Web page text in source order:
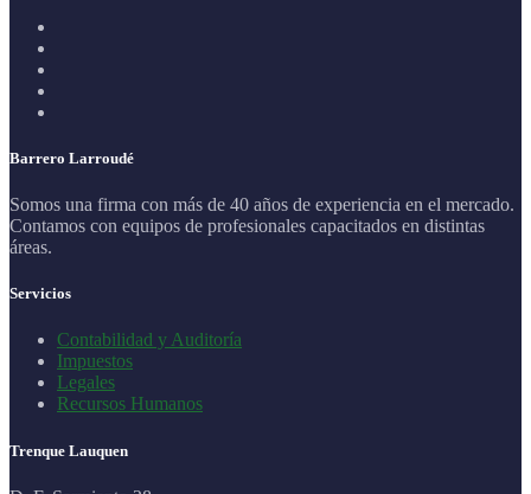
Barrero Larroudé
Somos una firma con más de 40 años de experiencia en el mercado.
Contamos con equipos de profesionales capacitados en distintas
áreas.
Servicios
Contabilidad y Auditoría
Impuestos
Legales
Recursos Humanos
Trenque Lauquen